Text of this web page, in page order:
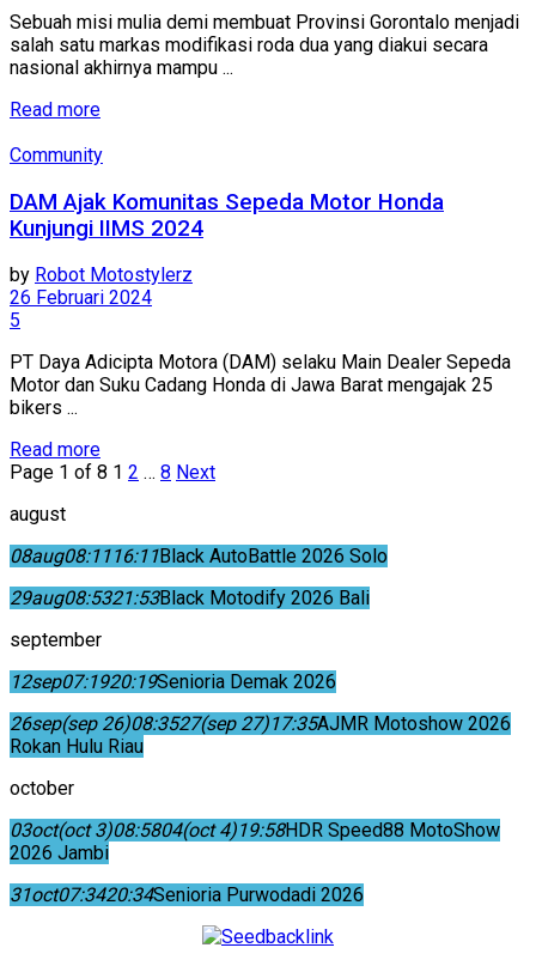
Sebuah misi mulia demi membuat Provinsi Gorontalo menjadi
salah satu markas modifikasi roda dua yang diakui secara
nasional akhirnya mampu ...
Read more
Community
DAM Ajak Komunitas Sepeda Motor Honda
Kunjungi IIMS 2024
by Robot Motostylerz
26 Februari 2024
5
PT Daya Adicipta Motora (DAM) selaku Main Dealer Sepeda
Motor dan Suku Cadang Honda di Jawa Barat mengajak 25
bikers ...
Read more
Page 1 of 8 1 2 … 8 Next
august
08aug08:1116:11Black AutoBattle 2026 Solo
29aug08:5321:53Black Motodify 2026 Bali
september
12sep07:1920:19Senioria Demak 2026
26sep(sep 26)08:3527(sep 27)17:35AJMR Motoshow 2026
Rokan Hulu Riau
october
03oct(oct 3)08:5804(oct 4)19:58HDR Speed88 MotoShow
2026 Jambi
31oct07:3420:34Senioria Purwodadi 2026